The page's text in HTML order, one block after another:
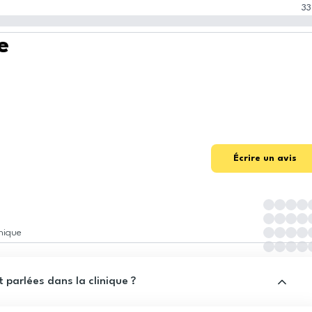
33
Écrire un avis
parlées dans la clinique ?